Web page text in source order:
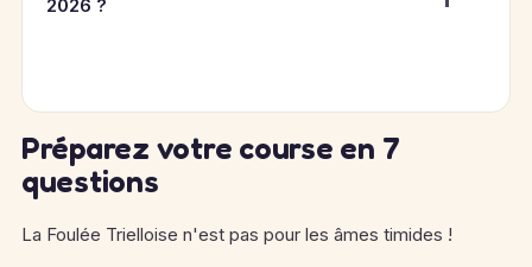
2026 ?
Préparez votre course en 7
questions
La Foulée Trielloise n'est pas pour les âmes timides !